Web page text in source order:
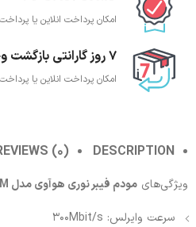
امکان پرداخت انلاین یا
7 روز گارانتی بازگشت وجه
امکان پرداخت انلاین یا
DESCRIPTION
(0)
ویژگی‌های مودم فیبر نوری هوآوی مدل MA5675M:
سرعت وایرلس: 300Mbit/s